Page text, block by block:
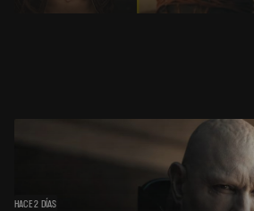
HACE 2 DÍAS